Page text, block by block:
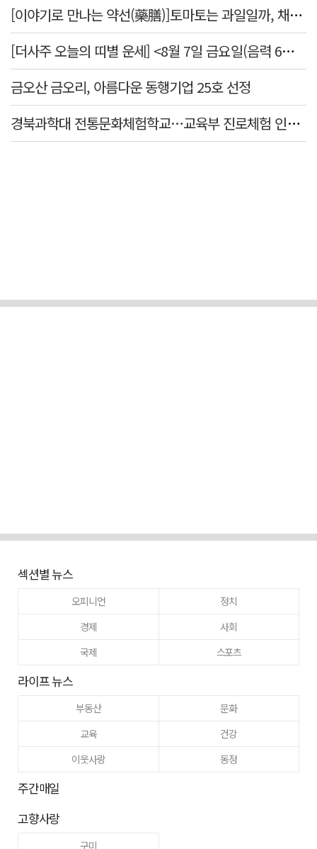
[이야기로 만나는 약선(藥膳)]토마토는 과일일까, 채소일까
[더사주 오늘의 띠별 운세] <8월 7일 금요일(음력 6월25일)>
금오산 금오리, 아름다운 동행기업 25호 선정
경북과학대 전통문화체험학교…교육부 진로체험 인증기관 선정
섹션별 뉴스
오피니언
정치
경제
사회
국제
스포츠
라이프 뉴스
부동산
문화
교육
건강
이웃사랑
동정
주간매일
고향사랑
구미